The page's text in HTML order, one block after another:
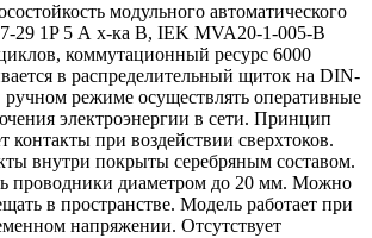
модульного автоматического
29 1P 5 А х-ка B, IEK MVA20-1-005-B
коммутационный ресурс 6000
в распределительный щиток на DIN-
ручном режиме осуществлять оперативные
электроэнергии в сети. Принцип
контакты при воздействии сверхтоков.
внутри покрыты серебряным составом.
проводники диаметром до 20 мм. Можно
в пространстве. Модель работает при
напряжении. Отсутствует